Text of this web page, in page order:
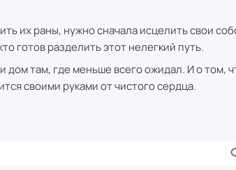
их раны, нужно сначала исцелить свои
готов разделить этот нелегкий путь.
дом там, где меньше всего ожидал. И о том,
своими руками от чистого сердца.